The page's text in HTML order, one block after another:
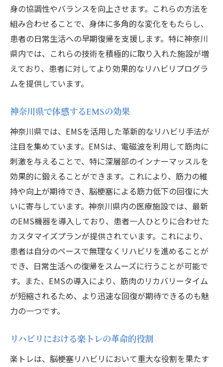
身の協調性やバランスを向上させます。これらの方法を
組み合わせることで、身体に多角的な変化をもたらし、
患者の日常生活への早期復帰を支援します。特に神奈川
県内では、これらの技術を積極的に取り入れた施設が増
えており、患者に対してより効果的なリハビリプログラ
ムを提供しています。
神奈川県で体感するEMSの効果
神奈川県では、EMSを活用した革新的なリハビリ手法が
注目を集めています。EMSは、電磁波を利用して筋肉に
刺激を与えることで、特に深層部のインナーマッスルを
効果的に鍛えることができます。これにより、筋力の維
持や向上が期待でき、脳梗塞による筋力低下の回復に大
いに寄与しています。神奈川県内の医療施設では、最新
のEMS機器を導入しており、患者一人ひとりに合わせた
カスタマイズプランが提供されています。これにより、
患者は自分のペースで無理なくリハビリを進めることが
でき、日常生活への復帰をスムーズに行うことが可能で
す。また、EMSの導入により、筋肉のリカバリータイム
が短縮されるため、より迅速な回復が期待できるのも魅
力の一つです。
リハビリにおける楽トレの革命的役割
楽トレは、脳梗塞リハビリにおいて重大な役割を果たす